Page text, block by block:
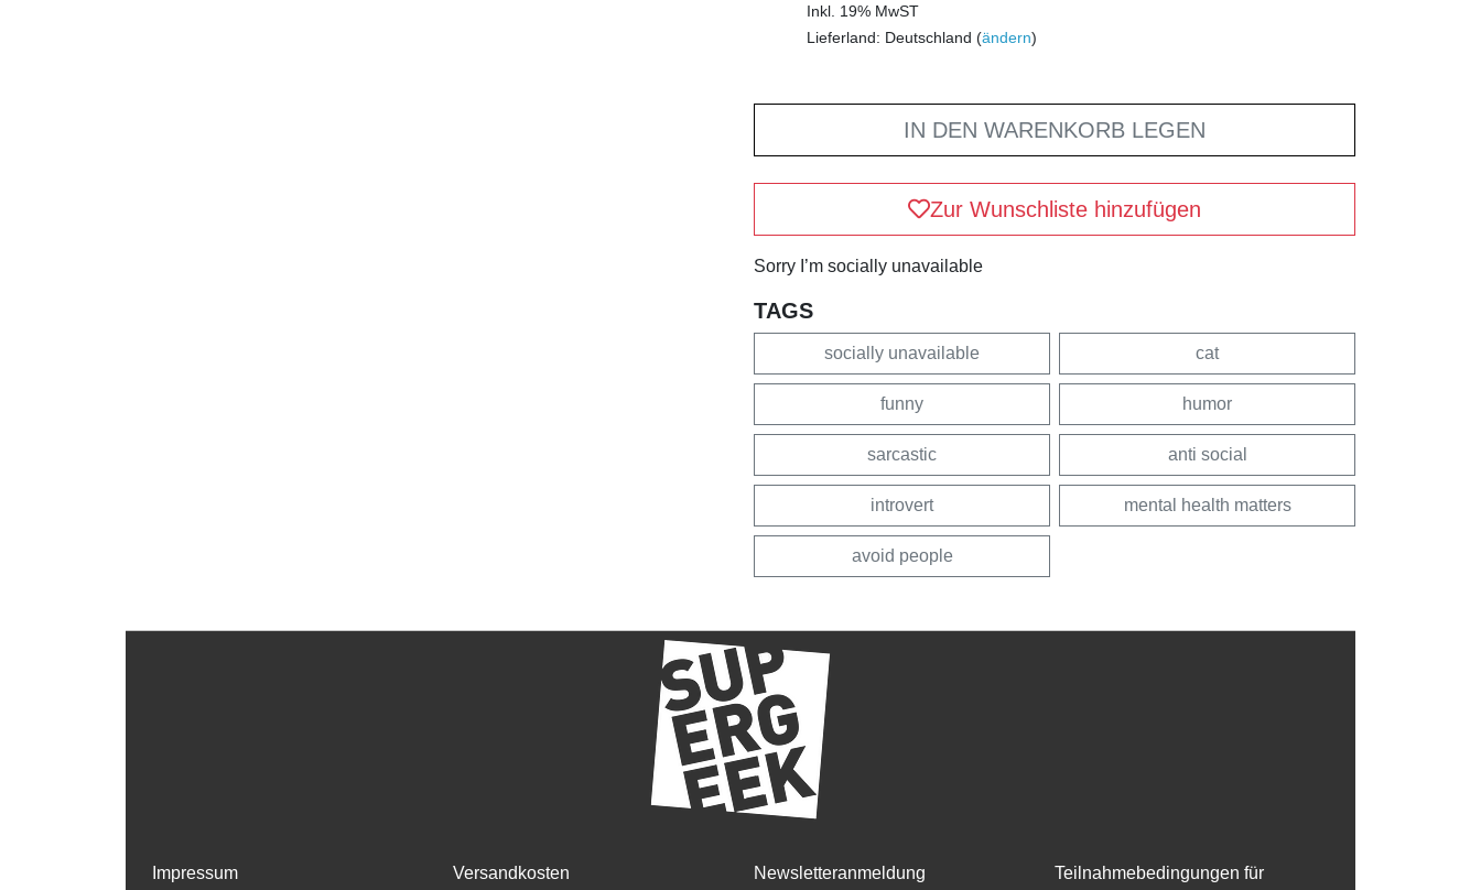
Inkl. 19% MwST
Lieferland: Deutschland (ändern)
IN DEN WARENKORB LEGEN
Zur Wunschliste hinzufügen
Sorry I’m socially unavailable
TAGS
socially unavailable cat
funny humor
sarcastic anti social
introvert mental health matters
avoid people
Impressum Versandkosten Newsletteranmeldung
Teilnahmebedingungen für